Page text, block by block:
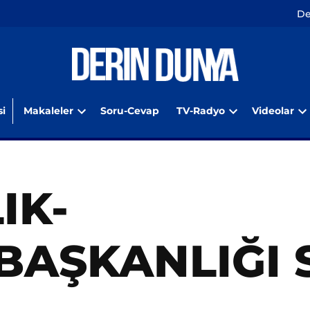
Makaleler
dropdown
Soru-Cevap TV-Radyo
dropdown
Videolar